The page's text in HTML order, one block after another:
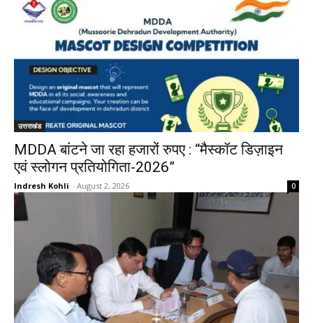
उत्तराखंड
MDDA बांटने जा रहा हजारों रुपए : “मैस्कॉट डिज़ाइन
एवं स्लोगन प्रतियोगिता-2026”
Indresh Kohli - August 2, 2026 0